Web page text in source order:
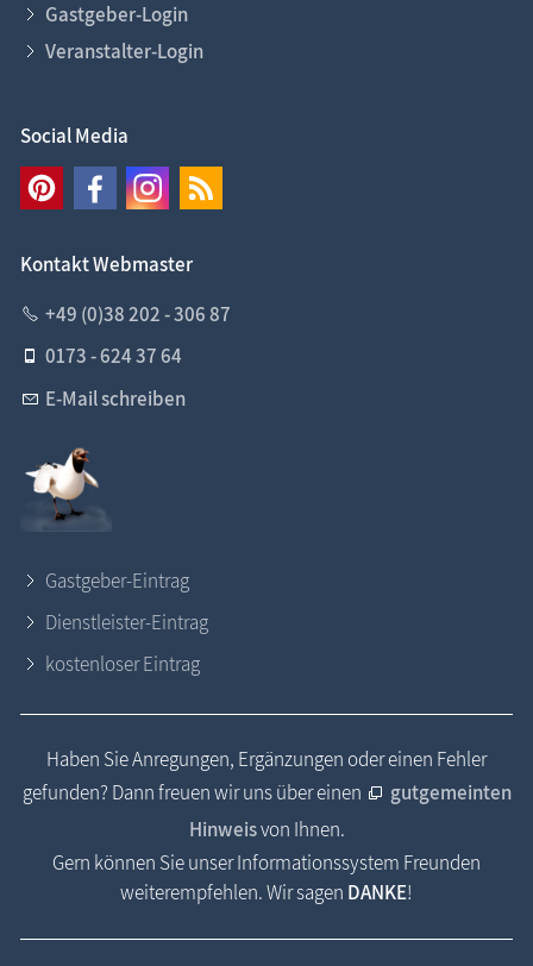
Gastgeber-Login
Veranstalter-Login
Social Media
Kontakt Webmaster
+49 (0)38 202 - 306 87
0173 - 624 37 64
E-Mail schreiben
Gastgeber-Eintrag
Dienstleister-Eintrag
kostenloser Eintrag
Haben Sie Anregungen, Ergänzungen oder einen Fehler
gefunden? Dann freuen wir uns über einen
gutgemeinten
Hinweisvon Ihnen.
Gern können Sie unser Informationssystem Freunden
weiterempfehlen. Wir sagen DANKE!